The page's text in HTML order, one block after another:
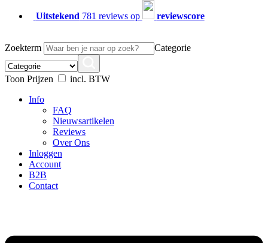
Uitstekend 781 reviews op reviewscore
Zoekterm Categorie
Toon Prijzen
incl. BTW
Info
FAQ
Nieuwsartikelen
Reviews
Over Ons
Inloggen
Account
B2B
Contact